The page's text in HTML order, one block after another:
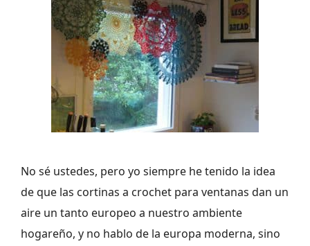
No sé ustedes, pero yo siempre he tenido la idea
de que las cortinas a crochet para ventanas dan un
aire un tanto europeo a nuestro ambiente
hogareño, y no hablo de la europa moderna, sino